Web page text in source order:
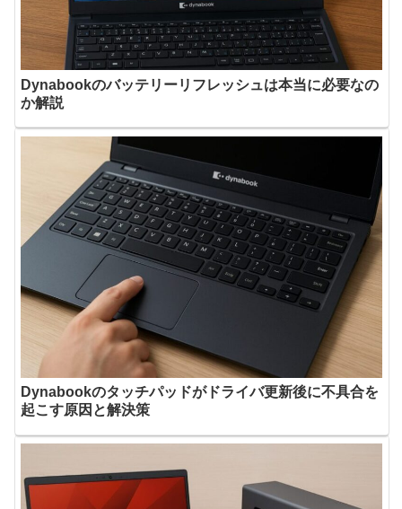
Dynabookのバッテリーリフレッシュは本当に必要なの
か解説
Dynabookのタッチパッドがドライバ更新後に不具合を
起こす原因と解決策